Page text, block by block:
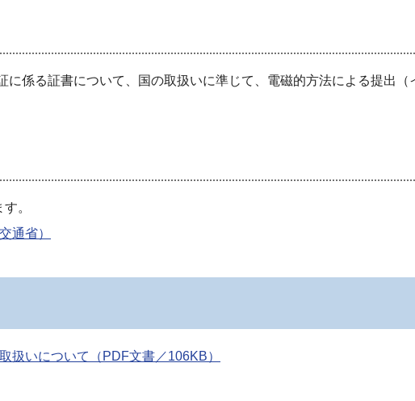
係る証書について、国の取扱いに準じて、電磁的方法による提出（
。
通省）
扱いについて（PDF文書／106KB）